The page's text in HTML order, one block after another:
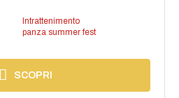
Intrattenimento
panza summer fest
SCOPRI